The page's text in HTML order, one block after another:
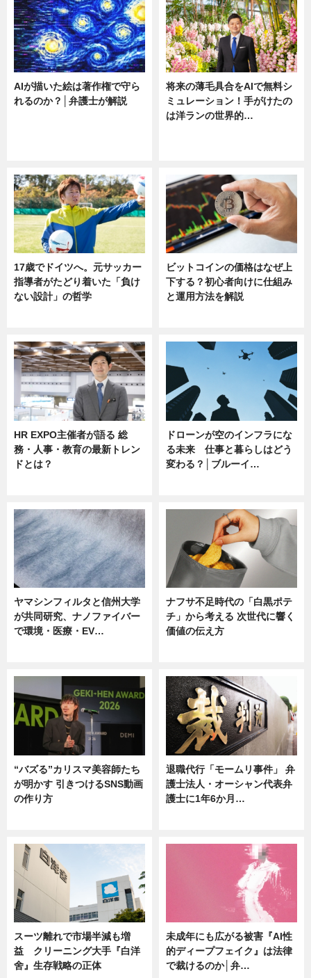
AIが描いた絵は著作権で守ら
れるのか？│弁護士が解説
将来の薄毛具合をAIで無料シ
ミュレーション！手がけたの
は洋ランの世界的…
17歳でドイツへ。元サッカー
指導者がたどり着いた「負け
ない設計」の哲学
ビットコインの価格はなぜ上
下する？初心者向けに仕組み
と運用方法を解説
HR EXPO主催者が語る 総
務・人事・教育の最新トレン
ドとは？
ドローンが空のインフラにな
る未来 仕事と暮らしはどう
変わる？│ブルーイ…
ヤマシンフィルタと信州大学
が共同研究、ナノファイバー
で環境・医療・EV…
ナフサ不足時代の「白黒ポテ
チ」から考える 次世代に響く
価値の伝え方
“バズる”カリスマ美容師たち
が明かす 引きつけるSNS動画
の作り方
退職代行「モームリ事件」 弁
護士法人・オーシャン代表弁
護士に1年6か月…
スーツ離れで市場半減も増
益 クリーニング大手『白洋
舍』生存戦略の正体
未成年にも広がる被害『AI性
的ディープフェイク』は法律
で裁けるのか│弁…